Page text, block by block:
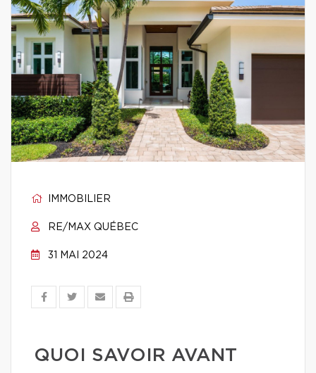
IMMOBILIER
RE/MAX QUÉBEC
31 MAI 2024
QUOI SAVOIR AVANT